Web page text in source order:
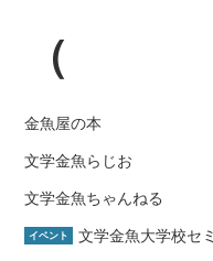
金魚屋の本
文学金魚らじお
文学金魚ちゃんねる
イベント 文学金魚大学校セ